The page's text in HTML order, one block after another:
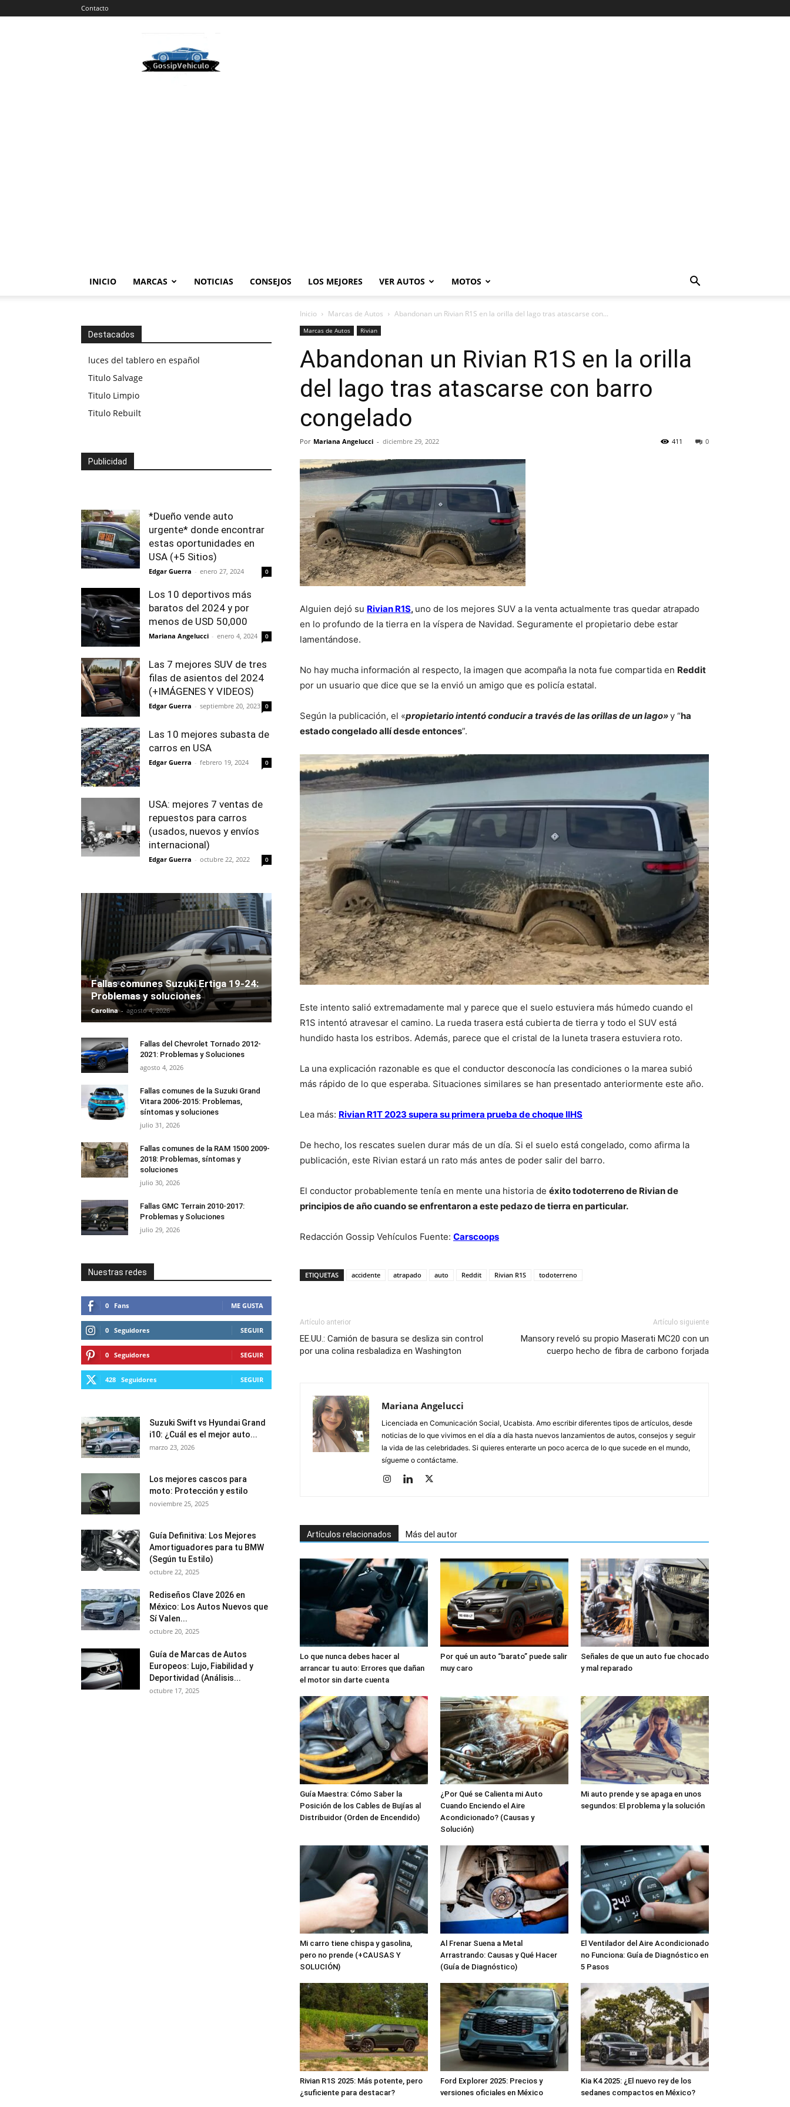
Contacto
Vehiculos
INICIO MARCAS NOTICIAS CONSEJOS LOS MEJORES VER AUTOS MOTOS
Inicio Marcas de Autos Abandonan un Rivian R1S en la orilla del lago tras atascarse con...
Marcas de Autos Rivian
Abandonan un Rivian R1S en la orilla
del lago tras atascarse con barro
congelado
Por Mariana Angelucci - diciembre 29, 2022 0
411
Alguien dejó su Rivian R1S, uno de los mejores SUV a la venta actualmente tras quedar atrapado
en lo profundo de la tierra en la víspera de Navidad. Seguramente el propietario debe estar
lamentándose.
No hay mucha información al respecto, la imagen que acompaña la nota fue compartida en Reddit
por un usuario que dice que se la envió un amigo que es policía estatal.
Según la publicación, el «propietario intentó conducir a través de las orillas de un lago»y “ha
estado congelado allí desde entonces”.
Este intento salió extremadamente mal y parece que el suelo estuviera más húmedo cuando el
R1S intentó atravesar el camino. La rueda trasera está cubierta de tierra y todo el SUV está
hundido hasta los estribos. Además, parece que el cristal de la luneta trasera estuviera roto.
La una explicación razonable es que el conductor desconocía las condiciones o la marea subió
más rápido de lo que esperaba. Situaciones similares se han presentado anteriormente este año.
Lea más: Rivian R1T 2023 supera su primera prueba de choque IIHS
De hecho, los rescates suelen durar más de un día. Si el suelo está congelado, como afirma la
publicación, este Rivian estará un rato más antes de poder salir del barro.
El conductor probablemente tenía en mente una historia de éxito todoterreno de Rivian de
principios de año cuando se enfrentaron a este pedazo de tierra en particular.
Redacción Gossip Vehículos Fuente: Carscoops
ETIQUETAS accidente atrapado auto Reddit Rivian R1S todoterreno
Artículo anterior
EE.UU.: Camión de basura se desliza sin control
por una colina resbaladiza en Washington
Artículo siguiente
Mansory reveló su propio Maserati MC20 con un
cuerpo hecho de fibra de carbono forjada
Mariana Angelucci
Licenciada en Comunicación Social, Ucabista. Amo escribir diferentes tipos de artículos, desde
noticias de lo que vivimos en el día a día hasta nuevos lanzamientos de autos, consejos y seguir
la vida de las celebridades. Si quieres enterarte un poco acerca de lo que sucede en el mundo,
sígueme o contáctame.
Artículos relacionados Más del autor
Lo que nunca debes hacer al
arrancar tu auto: Errores que dañan
el motor sin darte cuenta
Por qué un auto “barato” puede salir
muy caro
Señales de que un auto fue chocado
y mal reparado
Guía Maestra: Cómo Saber la
Posición de los Cables de Bujías al
Distribuidor (Orden de Encendido)
¿Por Qué se Calienta mi Auto
Cuando Enciendo el Aire
Acondicionado? (Causas y
Solución)
Mi auto prende y se apaga en unos
segundos: El problema y la solución
Mi carro tiene chispa y gasolina,
pero no prende (+CAUSAS Y
SOLUCIÓN)
Al Frenar Suena a Metal
Arrastrando: Causas y Qué Hacer
(Guía de Diagnóstico)
El Ventilador del Aire Acondicionado
no Funciona: Guía de Diagnóstico en
5 Pasos
Rivian R1S 2025: Más potente, pero
¿suficiente para destacar?
Ford Explorer 2025: Precios y
versiones oficiales en México
Kia K4 2025: ¿El nuevo rey de los
sedanes compactos en México?
Destacados
luces del tablero en español
Titulo Salvage
Titulo Limpio
Titulo Rebuilt
Publicidad
*Dueño vende auto
urgente* donde encontrar
estas oportunidades en
USA (+5 Sitios)
Edgar Guerra - enero 27, 2024 0
Los 10 deportivos más
baratos del 2024 y por
menos de USD 50,000
Mariana Angelucci - enero 4, 2024 0
Las 7 mejores SUV de tres
filas de asientos del 2024
(+IMÁGENES Y VIDEOS)
Edgar Guerra - septiembre 20, 2023 0
Las 10 mejores subasta de
carros en USA
Edgar Guerra - febrero 19, 2024 0
USA: mejores 7 ventas de
repuestos para carros
(usados, nuevos y envíos
internacional)
Edgar Guerra - octubre 22, 2022 0
Fallas comunes Suzuki Ertiga 19-24:
Problemas y soluciones
Carolina - agosto 4, 2026
Fallas del Chevrolet Tornado 2012-
2021: Problemas y Soluciones
agosto 4, 2026
Fallas comunes de la Suzuki Grand
Vitara 2006-2015: Problemas,
síntomas y soluciones
julio 31, 2026
Fallas comunes de la RAM 1500 2009-
2018: Problemas, síntomas y
soluciones
julio 30, 2026
Fallas GMC Terrain 2010-2017:
Problemas y Soluciones
julio 29, 2026
Nuestras redes
0 Fans ME GUSTA
0 Seguidores SEGUIR
0 Seguidores SEGUIR
428 Seguidores SEGUIR
Suzuki Swift vs Hyundai Grand
i10: ¿Cuál es el mejor auto...
marzo 23, 2026
Los mejores cascos para
moto: Protección y estilo
noviembre 25, 2025
Guía Definitiva: Los Mejores
Amortiguadores para tu BMW
(Según tu Estilo)
octubre 22, 2025
Rediseños Clave 2026 en
México: Los Autos Nuevos que
Sí Valen...
octubre 20, 2025
Guía de Marcas de Autos
Europeos: Lujo, Fiabilidad y
Deportividad (Análisis...
octubre 17, 2025